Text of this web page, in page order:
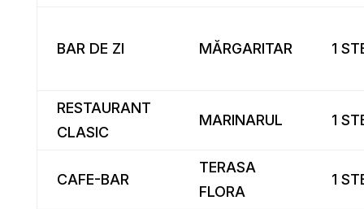
BAR DE ZI MĂRGARITAR 1
RESTAURANT
CLASIC
MARINARUL 1
CAFE-BAR
TERASA
FLORA
1